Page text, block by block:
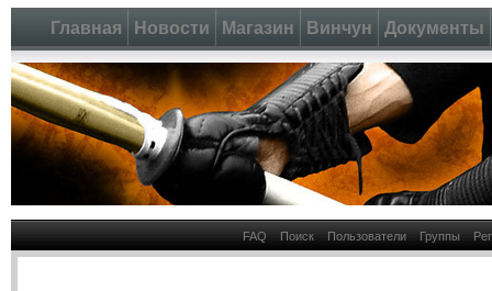
Главная Новости Магазин Винчун Документы
FAQ Поиск Пользователи Группы